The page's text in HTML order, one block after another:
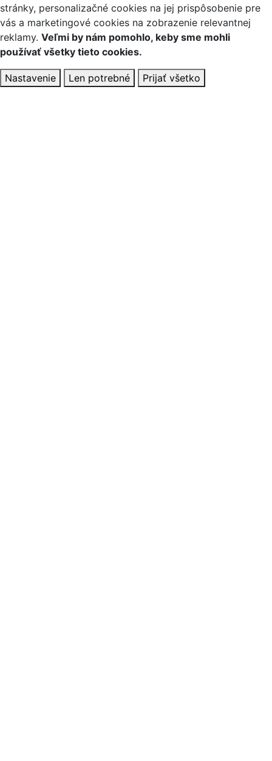
stránky, personalizačné cookies na jej prispôsobenie pre
vás a marketingové cookies na zobrazenie relevantnej
reklamy. Veľmi by nám pomohlo, keby sme mohli
používať všetky tieto cookies.
Nastavenie Len potrebné Prijať všetko